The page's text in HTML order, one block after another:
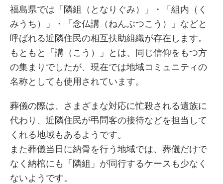
福島県では「隣組（となりぐみ）」・「組内（く
みうち）」・「念仏講（ねんぶつこう）」などと
呼ばれる近隣住民の相互扶助組織が存在します。
もともと「講（こう）」とは、同じ信仰をもつ方
の集まりでしたが、現在では地域コミュニティの
名称としても使用されています。
葬儀の際は、さまざまな対応に忙殺される遺族に
代わり、近隣住民が弔問客の接待などを担当して
くれる地域もあるようです。
また葬儀当日に納骨を行う地域では、葬儀だけで
なく納棺にも「隣組」が同行するケースも少なく
ないようです。